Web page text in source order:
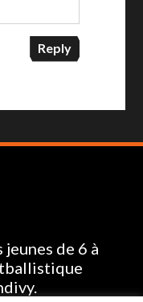
Reply
jeunes de 6 à